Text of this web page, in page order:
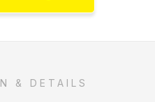
& DETAILS